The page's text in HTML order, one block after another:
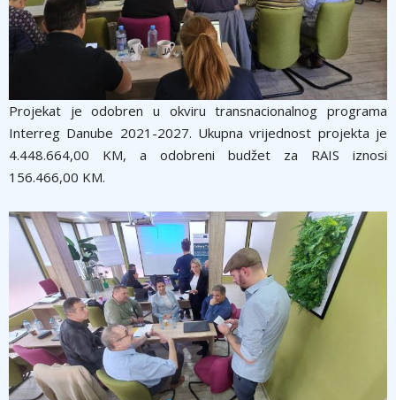
Projekat je odobren u okviru transnacionalnog programa
Interreg Danube 2021-2027. Ukupna vrijednost projekta je
4.448.664,00 KM, a odobreni budžet za RAIS iznosi
156.466,00 KM.